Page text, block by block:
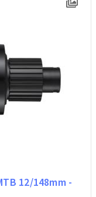
12/148mm -